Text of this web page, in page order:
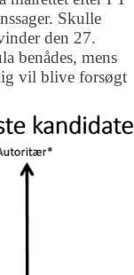
Skulle
den 27.
benådes, mens
vil blive forsøgt